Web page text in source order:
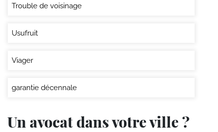
Trouble de voisinage
Usufruit
Viager
garantie décennale
Un avocat dans votre ville ?